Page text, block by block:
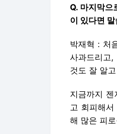
Q. 마지막으
이 있다면
박재혁 : 처
사과드리고
것도 잘 알
지금까지
고 회피해
해 많은 피